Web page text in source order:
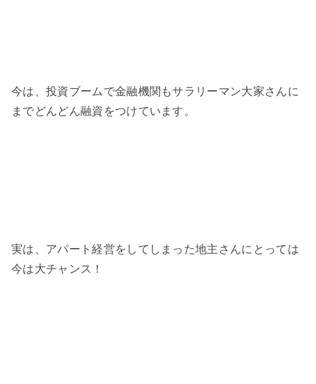
今は、投資ブームで金融機関もサラリーマン大家さんに
までどんどん融資をつけています。
実は、アパート経営をしてしまった地主さんにとっては
今は大チャンス！